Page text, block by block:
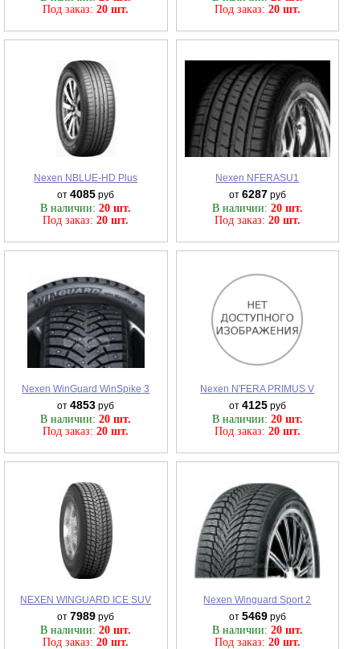
Под заказ:20 шт.
Под заказ: 20 шт.
Nexen NBLUE-HD Plus
от4085 руб
В наличии:20 шт.
Под заказ:20 шт.
Nexen NFERASU1
от 6287руб
В наличии: 20 шт.
Под заказ: 20 шт.
Nexen WinGuard WinSpike 3
от4853 руб
В наличии:20 шт.
Под заказ:20 шт.
Nexen N'FERA PRIMUS V
от 4125руб
В наличии: 20 шт.
Под заказ: 20 шт.
NEXEN WINGUARD ICE SUV
от7989 руб
В наличии:20 шт.
Под заказ:20 шт.
Nexen Winguard Sport 2
от 5469руб
В наличии: 20 шт.
Под заказ: 20 шт.